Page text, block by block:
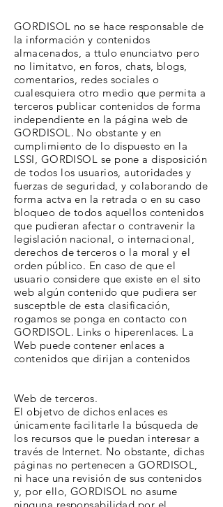
GORDISOL no se hace responsable de
la información y contenidos
almacenados, a ttulo enunciatvo pero
no limitatvo, en foros, chats, blogs,
comentarios, redes sociales o
cualesquiera otro medio que permita a
terceros publicar contenidos de forma
independiente en la página web de
GORDISOL. No obstante y en
cumplimiento de lo dispuesto en la
LSSI, GORDISOL se pone a disposición
de todos los usuarios, autoridades y
fuerzas de seguridad, y colaborando de
forma actva en la retrada o en su caso
bloqueo de todos aquellos contenidos
que pudieran afectar o contravenir la
legislación nacional, o internacional,
derechos de terceros o la moral y el
orden público. En caso de que el
usuario considere que existe en el sito
web algún contenido que pudiera ser
susceptble de esta clasificación,
rogamos se ponga en contacto con
GORDISOL. Links o hiperenlaces. La
Web puede contener enlaces a
contenidos que dirijan a contenidos
Web de terceros.
El objetvo de dichos enlaces es
únicamente facilitarle la búsqueda de
los recursos que le puedan interesar a
través de Internet. No obstante, dichas
páginas no pertenecen a GORDISOL,
ni hace una revisión de sus contenidos
y, por ello, GORDISOL no asume